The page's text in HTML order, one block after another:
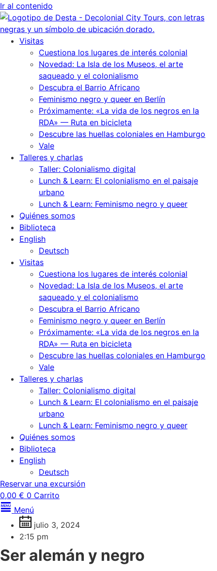
Ir al contenido
Visitas
Cuestiona los lugares de interés colonial
Novedad: La Isla de los Museos, el arte
saqueado y el colonialismo
Descubra el Barrio Africano
Feminismo negro y queer en Berlín
Próximamente: «La vida de los negros en la
RDA» — Ruta en bicicleta
Descubre las huellas coloniales en Hamburgo
Vale
Talleres y charlas
Taller: Colonialismo digital
Lunch & Learn: El colonialismo en el paisaje
urbano
Lunch & Learn: Feminismo negro y queer
Quiénes somos
Biblioteca
English
Deutsch
Visitas
Cuestiona los lugares de interés colonial
Novedad: La Isla de los Museos, el arte
saqueado y el colonialismo
Descubra el Barrio Africano
Feminismo negro y queer en Berlín
Próximamente: «La vida de los negros en la
RDA» — Ruta en bicicleta
Descubre las huellas coloniales en Hamburgo
Vale
Talleres y charlas
Taller: Colonialismo digital
Lunch & Learn: El colonialismo en el paisaje
urbano
Lunch & Learn: Feminismo negro y queer
Quiénes somos
Biblioteca
English
Deutsch
Reservar una excursión
0,00 € 0 Carrito
Menú
julio 3, 2024
2:15 pm
Ser alemán y negro